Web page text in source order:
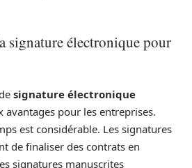
signature électronique pour
signature électronique
avantages pour les entreprises.
est considérable. Les signatures
de finaliser des contrats en
signatures manuscrites